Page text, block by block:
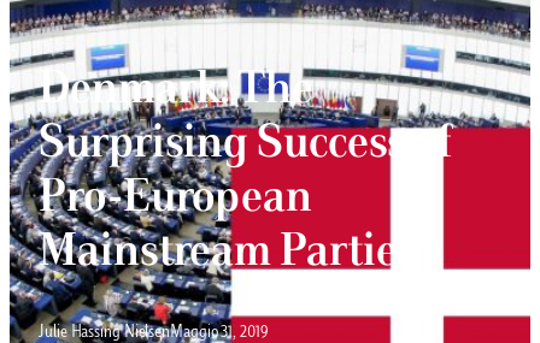
Denmark: The
Surprising Success of
Pro-European
Mainstream Parties
Julie Hassing NielsenMaggio 31, 2019